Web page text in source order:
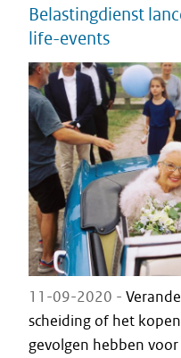
Belastingdienst
life-events
11-09-2020 -
scheiding of het
gevolgen hebben